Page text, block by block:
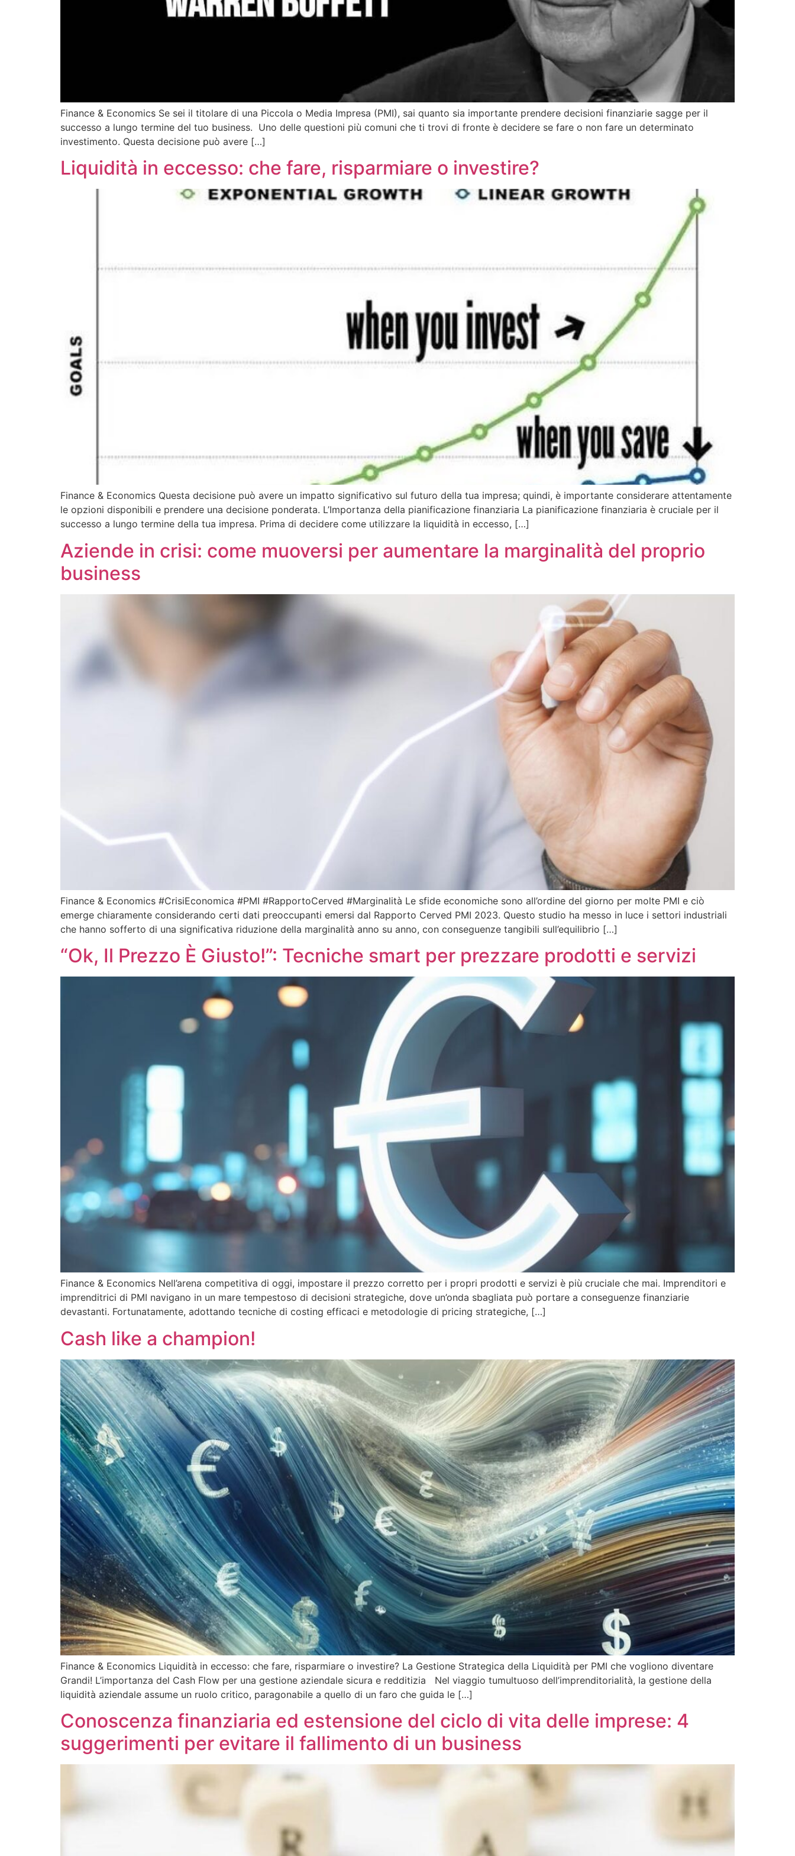
Finance & Economics Se sei il titolare di una Piccola o Media Impresa (PMI), sai quanto sia importante prendere decisioni finanziarie sagge per il
successo a lungo termine del tuo business. Uno delle questioni più comuni che ti trovi di fronte è decidere se fare o non fare un determinato
investimento. Questa decisione può avere […]
Liquidità in eccesso: che fare, risparmiare o investire?
Finance & Economics Questa decisione può avere un impatto significativo sul futuro della tua impresa; quindi, è importante considerare attentamente
le opzioni disponibili e prendere una decisione ponderata. L’Importanza della pianificazione finanziaria La pianificazione finanziaria è cruciale per il
successo a lungo termine della tua impresa. Prima di decidere come utilizzare la liquidità in eccesso, […]
Aziende in crisi: come muoversi per aumentare la marginalità del proprio
business
Finance & Economics #CrisiEconomica #PMI #RapportoCerved #Marginalità Le sfide economiche sono all’ordine del giorno per molte PMI e ciò
emerge chiaramente considerando certi dati preoccupanti emersi dal Rapporto Cerved PMI 2023. Questo studio ha messo in luce i settori industriali
che hanno sofferto di una significativa riduzione della marginalità anno su anno, con conseguenze tangibili sull’equilibrio […]
“Ok, Il Prezzo È Giusto!”: Tecniche smart per prezzare prodotti e servizi
Finance & Economics Nell’arena competitiva di oggi, impostare il prezzo corretto per i propri prodotti e servizi è più cruciale che mai. Imprenditori e
imprenditrici di PMI navigano in un mare tempestoso di decisioni strategiche, dove un’onda sbagliata può portare a conseguenze finanziarie
devastanti. Fortunatamente, adottando tecniche di costing efficaci e metodologie di pricing strategiche, […]
Cash like a champion!
Finance & Economics Liquidità in eccesso: che fare, risparmiare o investire? La Gestione Strategica della Liquidità per PMI che vogliono diventare
Grandi! L’importanza del Cash Flow per una gestione aziendale sicura e redditizia Nel viaggio tumultuoso dell’imprenditorialità, la gestione della
liquidità aziendale assume un ruolo critico, paragonabile a quello di un faro che guida le […]
Conoscenza finanziaria ed estensione del ciclo di vita delle imprese: 4
suggerimenti per evitare il fallimento di un business